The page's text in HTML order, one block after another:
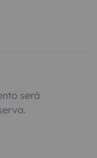
será